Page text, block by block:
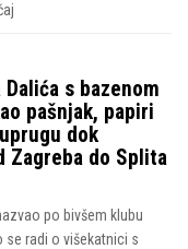
s bazenom
pašnjak, papiri
dok
Zagreba do Splita
po bivšem klubu
se radi o višekatnici s